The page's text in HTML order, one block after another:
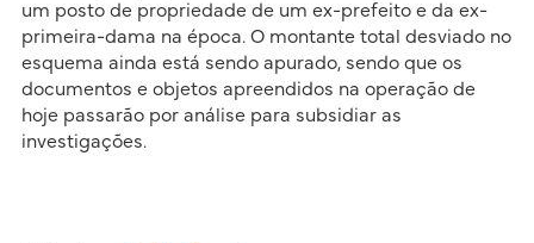
um posto de propriedade de um ex-prefeito e da ex-
primeira-dama na época. O montante total desviado no
esquema ainda está sendo apurado, sendo que os
documentos e objetos apreendidos na operação de
hoje passarão por análise para subsidiar as
investigações.